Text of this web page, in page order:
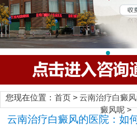
您现在位置： 首页 > 云南治疗白癜
癜风呢>
云南治疗白癜风的医院：如